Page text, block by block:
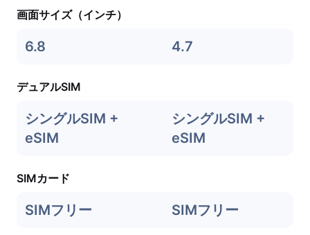
画面サイズ（インチ）
6.8 4.7
デュアルSIM
シングルSIM +
eSIM
シングルSIM +
eSIM
SIMカード
SIMフリー SIMフリー